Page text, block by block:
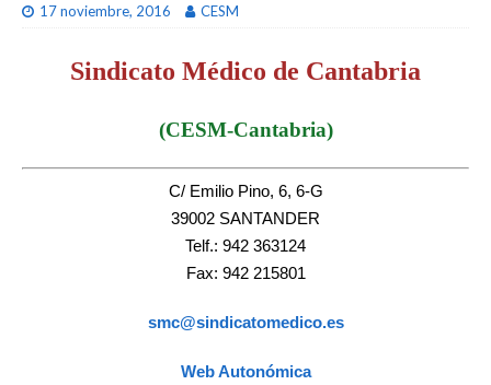
17 noviembre, 2016 CESM
Sindicato Médico de Cantabria
(CESM-Cantabria)
C/ Emilio Pino, 6, 6-G
39002 SANTANDER
Telf.: 942 363124
Fax: 942 215801
smc@sindicatomedico.es
Web Autonómica